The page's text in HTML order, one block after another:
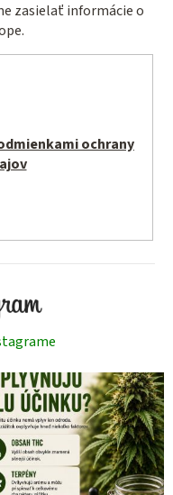
zasielať informácie o
ochrany